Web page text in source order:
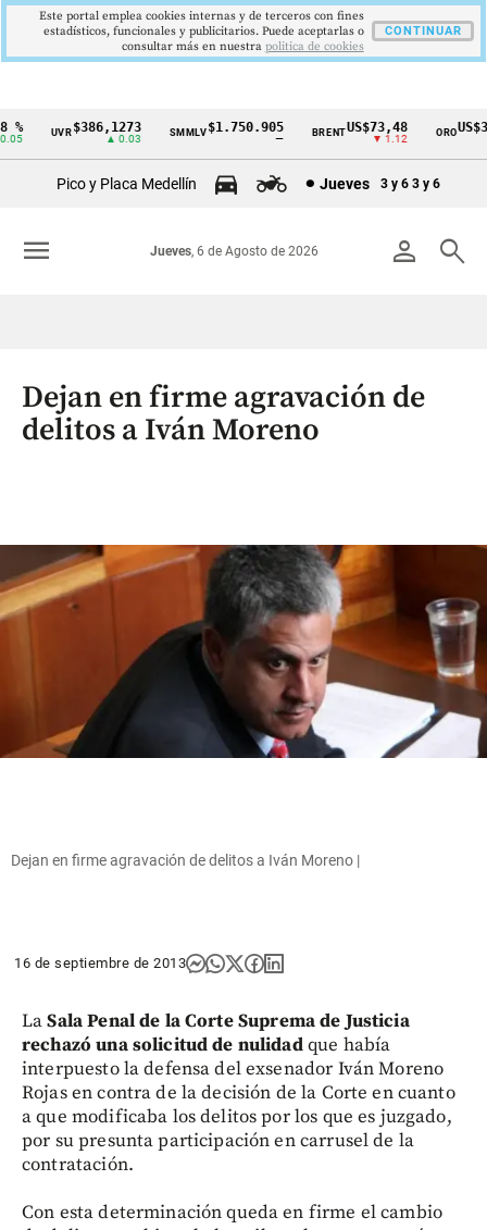
Cintillo
Colombia
UVR$386,1273
▲ 0.03
SMMLV $1.750.905 BRENT US$73,48
▼ 1.12
ORO
Pico y Placa Medellín Jueves 3 y 6 3 y 6
person search
Jueves, 6 de Agosto de 2026
menu
Dejan en firme agravación de
delitos a Iván Moreno
Dejan en firme agravación de delitos a Iván Moreno |
16 de septiembre de 2013
LaSala Penal de la Corte Suprema de Justicia
rechazó una solicitud de nulidadque había
interpuesto la defensa del exsenador Iván Moreno
Rojas en contra de la decisión de la Corte en cuanto
a que modificaba los delitos por los que es juzgado,
por su presunta participación en carrusel de la
contratación.
Con esta determinación queda en firme el cambio
Este portal emplea cookies internas y de terceros con fines
estadísticos, funcionales y publicitarios. Puede aceptarlas o
consultar más en nuestra politica de cookies
CONTINUAR